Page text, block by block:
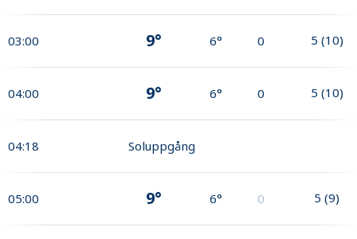
03:00 9° 6° 0 5 (10)
04:00 9° 6° 0 5 (10)
04:18 Soluppgång
05:00 9° 6° 0 5 (9)